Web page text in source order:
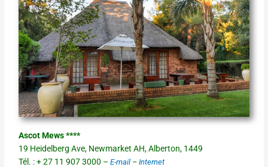
Ascot Mews ****
19 Heidelberg Ave, Newmarket AH, Alberton, 1449
Tél. : + 27 11 907 3000 –E-mail –Internet